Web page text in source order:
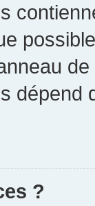
dépend
?